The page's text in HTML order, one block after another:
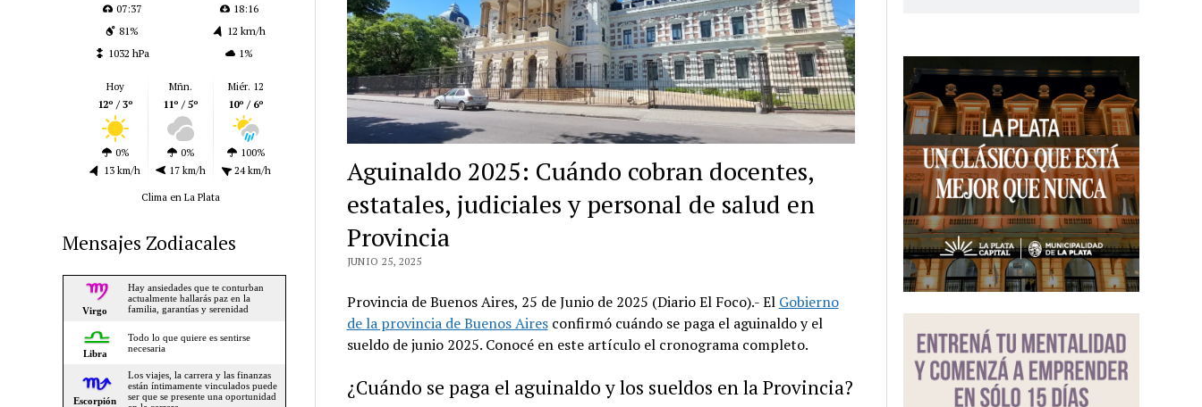
07:37
18:16
81%
12 km/h
1032 hPa
1%
Hoy
12º / 3º
0%
13 km/h
Mñn.
11º / 5º
0%
17 km/h
Miér. 12
10º / 6º
100%
24 km/h
Clima en La Plata
Mensajes Zodiacales
Aguinaldo 2025: Cuándo cobran docentes,
estatales, judiciales y personal de salud en
Provincia
JUNIO 25, 2025
Provincia de Buenos Aires, 25 de Junio de 2025 (Diario El Foco).- El Gobierno
de la provincia de Buenos Airesconfirmó cuándo se paga el aguinaldo y el
sueldo de junio 2025. Conocé en este artículo el cronograma completo.
¿Cuándo se paga el aguinaldo y los sueldos en la Provincia?